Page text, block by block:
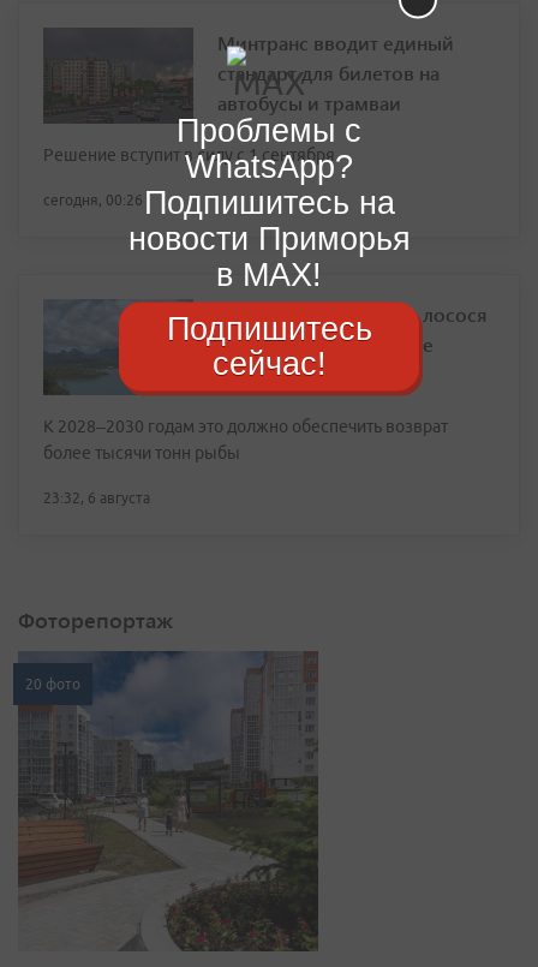
Минтранс вводит единый
стандарт для билетов на
автобусы и трамваи
Решение вступит в силу с 1 сентября
сегодня, 00:26
54 миллиона мальков лосося
выпустили в Приморье
К 2028–2030 годам это должно обеспечить возврат
более тысячи тонн рыбы
23:32, 6 августа
Фоторепортаж
20 фото
Проблемы с
WhatsApp?
Подпишитесь на
новости Приморья
в MAX!
Подпишитесь
сейчас!